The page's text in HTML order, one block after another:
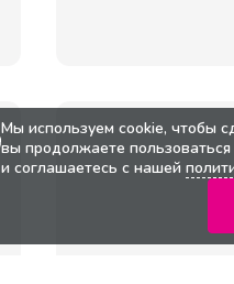
Мы используем cookie, чтобы
вы продолжаете
и соглашаетесь с нашей